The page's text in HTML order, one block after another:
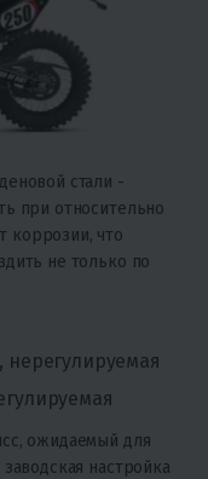
стали -
при относительно
коррозии, что
не только по
нерегулируемая
ожидаемый для
настройка